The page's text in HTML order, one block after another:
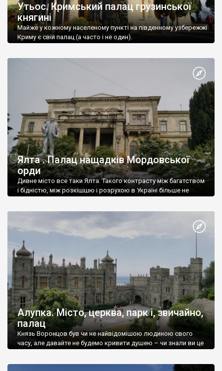
Утьос. Кримський палац грузинської
княгині
Майже у кожному населеному пункті на південному узбережжі
Криму є свій палац (а часто і не один).
Ялта . Палац нащадків Мордовської
орди
Дивне місто все таки Ялта. Такого контрасту між багатством
і бідністю, між розкішшю і розрухою в Україні більше не
Алупка. Місто, церква, парк і, звичайно,
палац
Князь Воронцов був чи не найвідомішою людиною свого
часу, але давайте не будемо кривити душею – чи знали ви це